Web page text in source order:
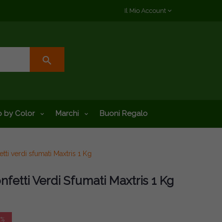
Il Mio Account
search
by Color Marchi Buoni Regalo
verdi sfumati Maxtris 1 Kg
Verdi Sfumati Maxtris 1 Kg